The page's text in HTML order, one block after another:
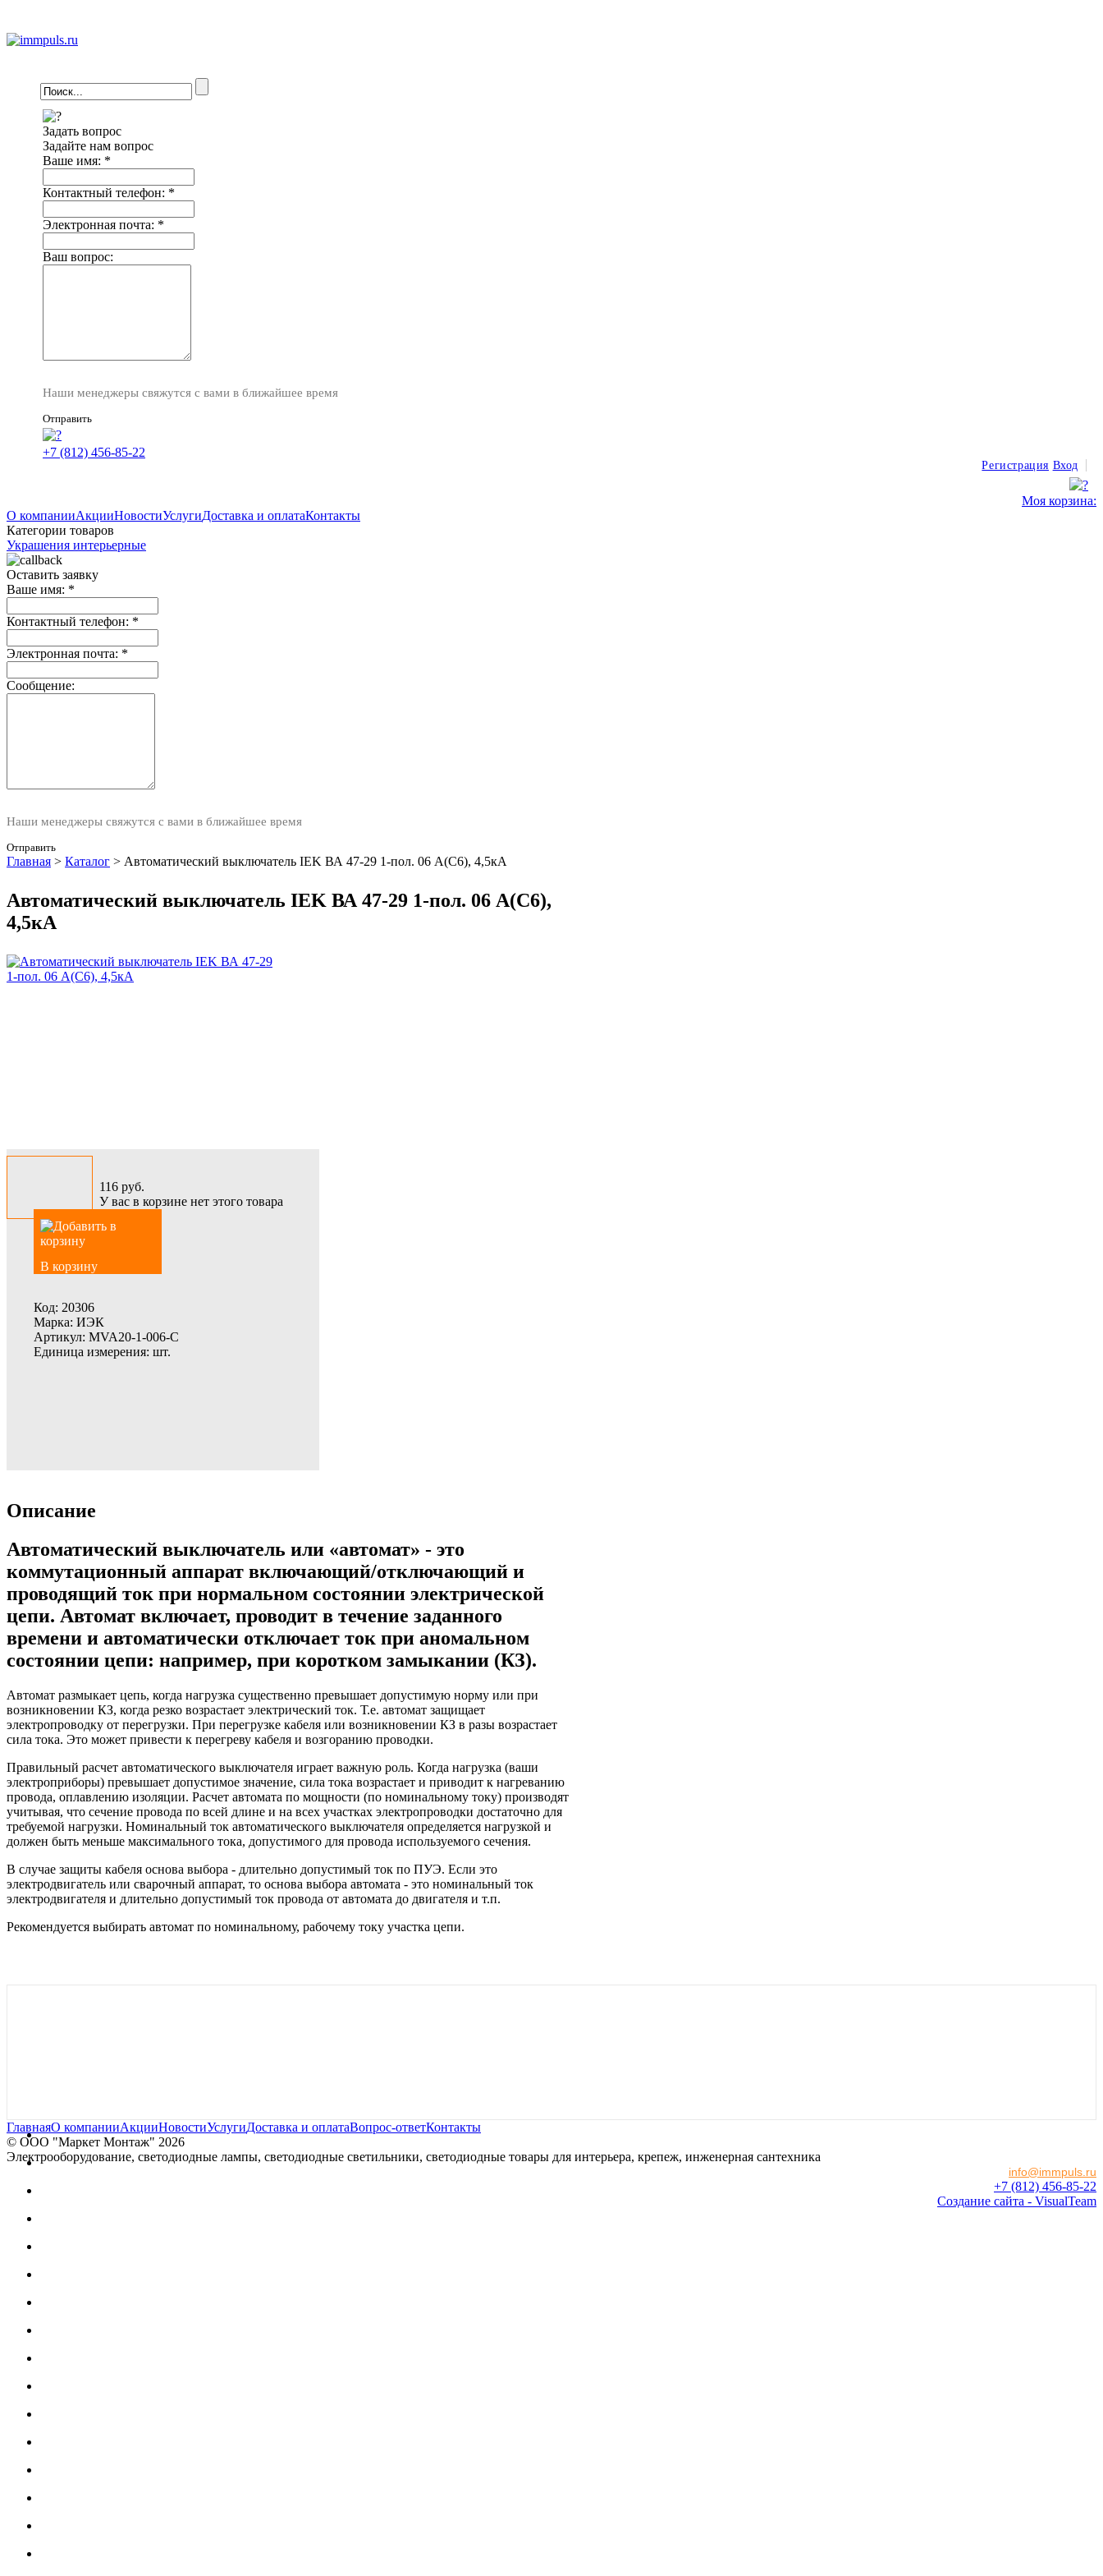
Задать вопрос
Задайте нам вопрос
Ваше имя: *
Контактный телефон: *
Электронная почта: *
Ваш вопрос:
Наши менеджеры свяжутся с вами в ближайшее время
Отправить
+7 (812) 456-85-22
Регистрация Вход
Моя корзина:
О компанииАкцииНовостиУслугиДоставка и оплатаКонтакты
Категории товаров
Украшения интерьерные
Оставить заявку
Ваше имя: *
Контактный телефон: *
Электронная почта: *
Сообщение:
Наши менеджеры свяжутся с вами в ближайшее время
Отправить
Главная > Каталог > Автоматический выключатель IEK ВА 47-29 1-пол. 06 А(С6), 4,5кА
Автоматический выключатель IEK ВА 47-29 1-пол. 06 А(С6),
4,5кА
116 руб.
У вас в корзине нет этого товара
В корзину
Код: 20306
Марка: ИЭК
Артикул: MVA20-1-006-C
Единица измерения: шт.
Описание
Автоматический выключатель или «автомат» - это
коммутационный аппарат включающий/отключающий и
проводящий ток при нормальном состоянии электрической
цепи. Автомат включает, проводит в течение заданного
времени и автоматически отключает ток при аномальном
состоянии цепи: например, при коротком замыкании (КЗ).
Автомат размыкает цепь, когда нагрузка существенно превышает допустимую норму или при
возникновении КЗ, когда резко возрастает электрический ток. Т.е. автомат защищает
электропроводку от перегрузки. При перегрузке кабеля или возникновении КЗ в разы возрастает
сила тока. Это может привести к перегреву кабеля и возгоранию проводки.
Правильный расчет автоматического выключателя играет важную роль. Когда нагрузка (ваши
электроприборы) превышает допустимое значение, сила тока возрастает и приводит к нагреванию
провода, оплавлению изоляции. Расчет автомата по мощности (по номинальному току) производят
учитывая, что сечение провода по всей длине и на всех участках электропроводки достаточно для
требуемой нагрузки. Номинальный ток автоматического выключателя определяется нагрузкой и
должен быть меньше максимального тока, допустимого для провода используемого сечения.
В случае защиты кабеля основа выбора - длительно допустимый ток по ПУЭ. Если это
электродвигатель или сварочный аппарат, то основа выбора автомата - это номинальный ток
электродвигателя и длительно допустимый ток провода от автомата до двигателя и т.п.
Рекомендуется выбирать автомат по номинальному, рабочему току участка цепи.
ГлавнаяО компанииАкцииНовостиУслугиДоставка и оплатаВопрос-ответКонтакты
© OOO "Маркет Монтаж" 2026
Электрооборудование, светодиодные лампы, светодиодные светильники, светодиодные товары для интерьера, крепеж, инженерная сантехника
info@immpuls.ru
+7 (812) 456-85-22
Создание сайта - VisualTeam